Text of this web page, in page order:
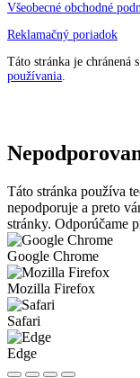
Všeobecné obchodné
Reklamačný poriadok
Táto stránka je chránená
používania.
Táto stránka používa
nepodporuje a preto
stránky. Odporúčame
Google Chrome
Mozilla Firefox
Safari
Edge